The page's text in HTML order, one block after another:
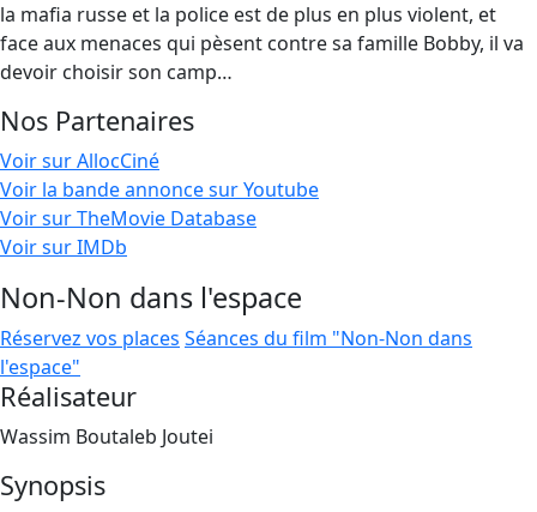
la mafia russe et la police est de plus en plus violent, et
face aux menaces qui pèsent contre sa famille Bobby, il va
devoir choisir son camp…
Nos Partenaires
Voir sur AllocCiné
Voir la bande annonce sur Youtube
Voir sur TheMovie Database
Voir sur IMDb
Non-Non dans l'espace
Réservez vos places Séances du film "Non-Non dans
l'espace"
Réalisateur
Wassim Boutaleb Joutei
Synopsis